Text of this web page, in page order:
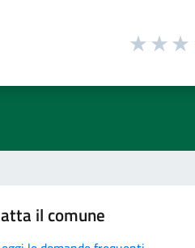
il comune